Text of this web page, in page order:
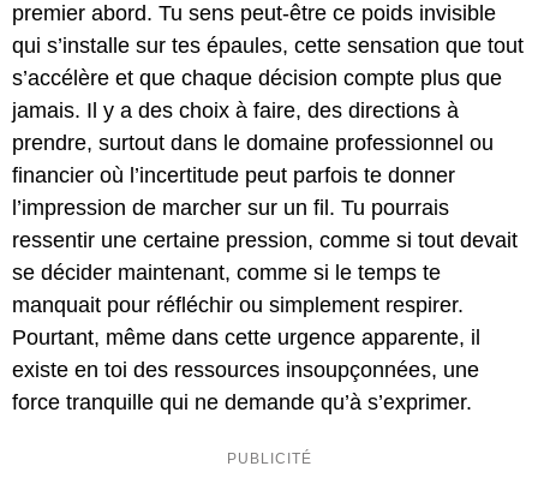
premier abord. Tu sens peut-être ce poids invisible
qui s’installe sur tes épaules, cette sensation que tout
s’accélère et que chaque décision compte plus que
jamais. Il y a des choix à faire, des directions à
prendre, surtout dans le domaine professionnel ou
financier où l’incertitude peut parfois te donner
l’impression de marcher sur un fil. Tu pourrais
ressentir une certaine pression, comme si tout devait
se décider maintenant, comme si le temps te
manquait pour réfléchir ou simplement respirer.
Pourtant, même dans cette urgence apparente, il
existe en toi des ressources insoupçonnées, une
force tranquille qui ne demande qu’à s’exprimer.